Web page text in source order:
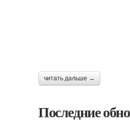
читать дальше →
Последние